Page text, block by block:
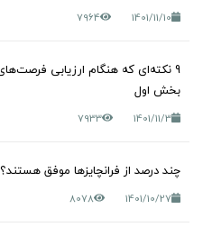
1401/11/10
7964
9 نکته‌ای که هنگام ارزیابی
بخش اول
1401/11/3
7933
چند درصد از فرانچایزها موفق هستند؟
1401/10/27
8078